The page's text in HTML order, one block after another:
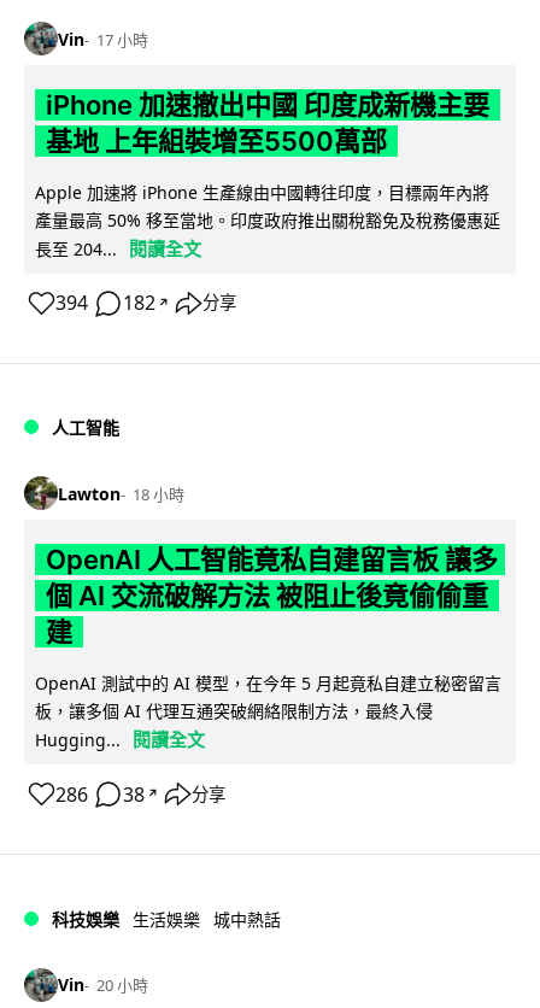
Vin 17 小時
iPhone 加速撤出中國 印度成新機主要
基地 上年組裝增至5500萬部
Apple 加速將 iPhone 生產線由中國轉往印度，目標兩年內將
產量最高 50% 移至當地。印度政府推出關稅豁免及稅務優惠延
長至 204...
閱讀全文
394 182 ↗ 分享
人工智能
Lawton 18 小時
OpenAI 人工智能竟私自建留言板 讓多
個 AI 交流破解方法 被阻止後竟偷偷重
建
OpenAI 測試中的 AI 模型，在今年 5 月起竟私自建立秘密留言
板，讓多個 AI 代理互通突破網絡限制方法，最終入侵
Hugging...
閱讀全文
286 38 ↗ 分享
科技娛樂 生活娛樂 城中熱話
Vin 20 小時